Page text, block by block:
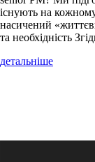
існують на
насичений
та необхідність
детальніше